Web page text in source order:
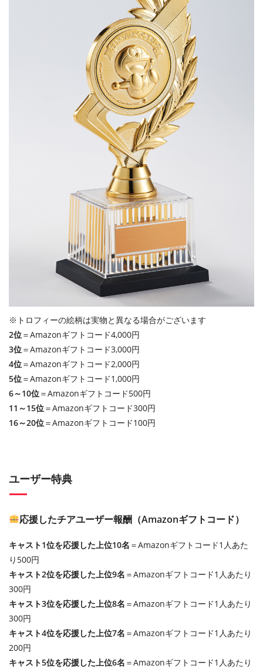
※トロフィーの絵柄は実物と異なる場合がございます
2位＝Amazonギフトコード4,000円
3位＝Amazonギフトコード3,000円
4位＝Amazonギフトコード2,000円
5位＝Amazonギフトコード1,000円
6～10位＝Amazonギフトコード500円
11～15位＝Amazonギフトコード300円
16～20位＝Amazonギフトコード100円
ユーザー特典
応援したチアユーザー報酬（Amazonギフトコード）
キャスト1位を応援した上位10名 ＝Amazonギフトコード1人あた
り500円
キャスト2位を応援した上位9名 ＝Amazonギフトコード1人あたり
300円
キャスト3位を応援した上位8名 ＝Amazonギフトコード1人あたり
300円
キャスト4位を応援した上位7名 ＝Amazonギフトコード1人あたり
200円
キャスト5位を応援した上位6名 ＝Amazonギフトコード1人あたり